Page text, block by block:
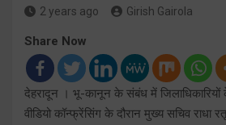
2 years ago Girish Gairola
Share Now
देहरादून । भू-कानून के संबंध में
वीडियो कॉन्फ्रेंसिंग के दौरान मुख्य सचिव राधा